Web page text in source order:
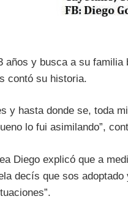
años y busca a su
contó su historia.
y hasta donde se, toda
lo fui asimilando”,
Diego explicó que a
decís que sos